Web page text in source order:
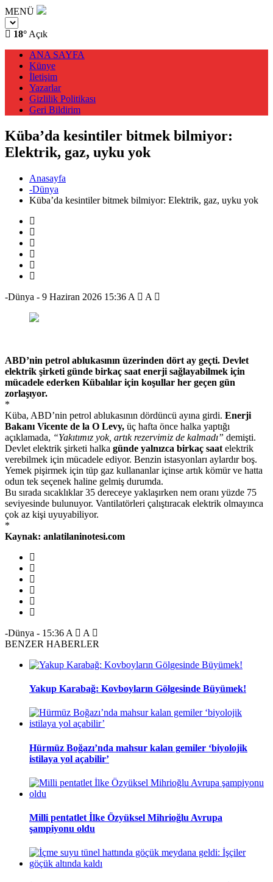
MENÜ
18° Açık
ANA SAYFA
Künye
İletişim
Yazarlar
Gizlilik Politikası
Geri Bildirim
Küba’da kesintiler bitmek bilmiyor:
Elektrik, gaz, uyku yok
Anasayfa
-Dünya
Küba’da kesintiler bitmek bilmiyor: Elektrik, gaz, uyku yok
-Dünya - 9 Haziran 2026 15:36 A A
ABD’nin petrol ablukasının üzerinden dört ay geçti. Devlet
elektrik şirketi günde birkaç saat enerji sağlayabilmek için
mücadele ederken Kübalılar için koşullar her geçen gün
zorlaşıyor.
*
Küba, ABD’nin petrol ablukasının dördüncü ayına girdi. Enerji
Bakanı Vicente de la O Levy, üç hafta önce halka yaptığı
açıklamada, “Yakıtımız yok, artık rezervimiz de kalmadı” demişti.
Devlet elektrik şirketi halka günde yalnızca birkaç saat elektrik
verebilmek için mücadele ediyor. Benzin istasyonları aylardır boş.
Yemek pişirmek için tüp gaz kullananlar içinse artık kömür ve hatta
odun tek seçenek haline gelmiş durumda.
Bu sırada sıcaklıklar 35 dereceye yaklaşırken nem oranı yüzde 75
seviyesinde bulunuyor. Vantilatörleri çalıştıracak elektrik olmayınca
çok az kişi uyuyabiliyor.
*
Kaynak: anlatilaninotesi.com
-Dünya - 15:36 A
A
BENZER HABERLER
Yakup Karabağ: Kovboyların Gölgesinde Büyümek!
Hürmüz Boğazı’nda mahsur kalan gemiler ‘biyolojik
istilaya yol açabilir’
Milli pentatlet İlke Özyüksel Mihrioğlu Avrupa
şampiyonu oldu